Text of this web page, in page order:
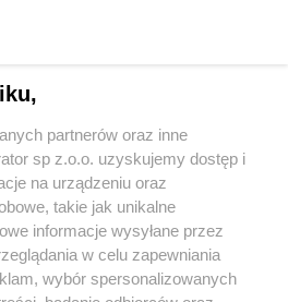
partnerów oraz inne
sp z.o.o. uzyskujemy dostęp i
na urządzeniu oraz
takie jak unikalne
informacje wysyłane przez
w celu zapewniania
wybór spersonalizowanych